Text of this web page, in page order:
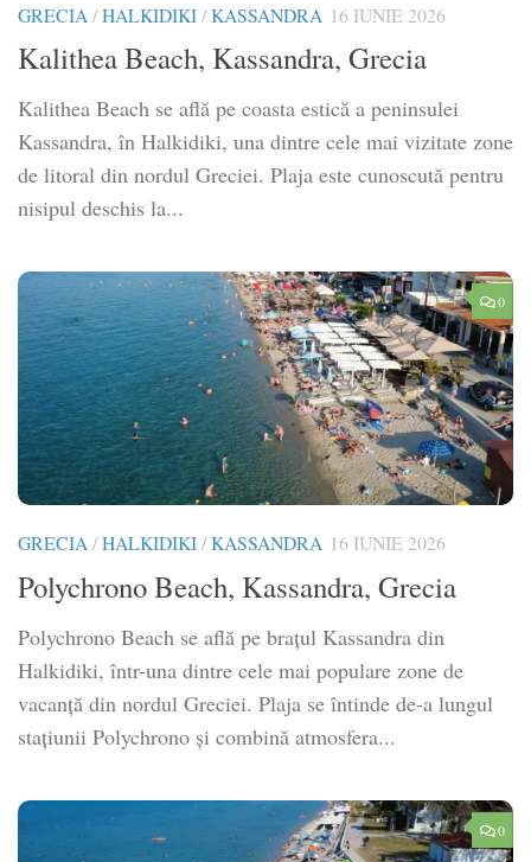
GRECIA /HALKIDIKI/KASSANDRA 16 IUNIE 2026
Kalithea Beach, Kassandra, Grecia
Kalithea Beach se află pe coasta estică a peninsulei
Kassandra, în Halkidiki, una dintre cele mai vizitate zone
de litoral din nordul Greciei. Plaja este cunoscută pentru
nisipul deschis la...
0
GRECIA/HALKIDIKI/KASSANDRA 16 IUNIE 2026
Polychrono Beach, Kassandra, Grecia
Polychrono Beach se află pe brațul Kassandra din
Halkidiki, într-una dintre cele mai populare zone de
vacanță din nordul Greciei. Plaja se întinde de-a lungul
stațiunii Polychrono și combină atmosfera...
0